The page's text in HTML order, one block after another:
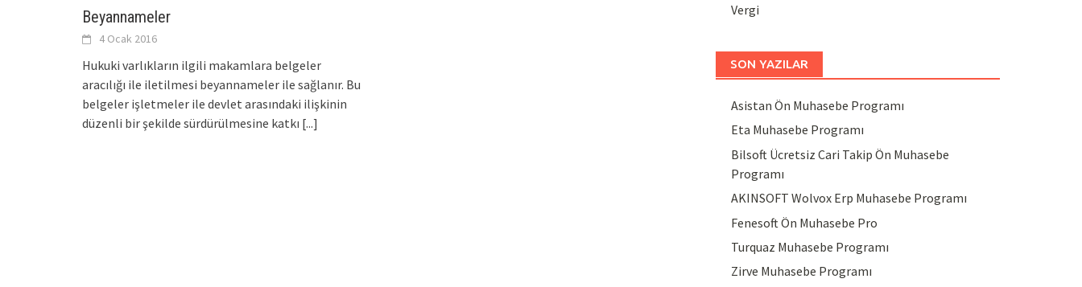
Beyannameler
4 Ocak 2016
Hukuki varlıkların ilgili makamlara belgeler
aracılığı ile iletilmesi beyannameler ile sağlanır. Bu
belgeler işletmeler ile devlet arasındaki ilişkinin
düzenli bir şekilde sürdürülmesine katkı [...]
Vergi
SON YAZILAR
Asistan Ön Muhasebe Programı
Eta Muhasebe Programı
Bilsoft Ücretsiz Cari Takip Ön Muhasebe
Programı
AKINSOFT Wolvox Erp Muhasebe Programı
Fenesoft Ön Muhasebe Pro
Turquaz Muhasebe Programı
Zirve Muhasebe Programı